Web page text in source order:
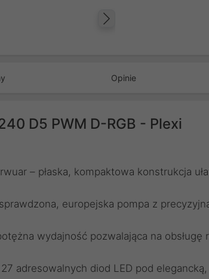
Opinie
D5 PWM D-RGB - Plexi
– płaska, kompaktowa konstrukcja
europejska pompa z
wydajność pozwalająca na obsługę
adresowalnych diod LED pod